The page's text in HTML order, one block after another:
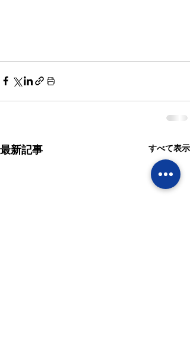
最新記事 すべて表示